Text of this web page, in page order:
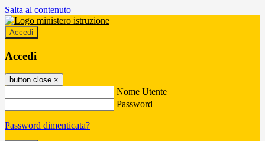
Salta al contenuto
Accedi
Accedi
button close ×
Nome Utente
Password
Password dimenticata?